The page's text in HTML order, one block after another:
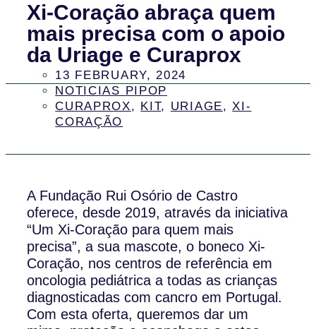
Xi-Coração abraça quem
mais precisa com o apoio
da Uriage e Curaprox
13 FEBRUARY, 2024
NOTICIAS PIPOP
CURAPROX, KIT, URIAGE, XI-
CORAÇÃO
A Fundação Rui Osório de Castro
oferece, desde 2019, através da iniciativa
“Um Xi-Coração para quem mais
precisa”, a sua mascote, o boneco Xi-
Coração, nos centros de referência em
oncologia pediátrica a todas as crianças
diagnosticadas com cancro em Portugal.
Com esta oferta, queremos dar um